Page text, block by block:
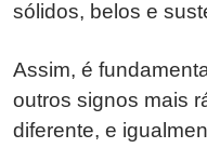
sólidos, belos e
Assim, é
outros signos mais
diferente, e